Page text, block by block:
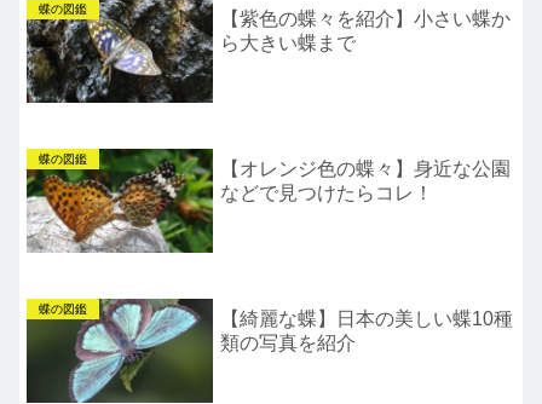
蝶の図鑑
【紫色の蝶々を紹介】小さい蝶か
ら大きい蝶まで
蝶の図鑑
【オレンジ色の蝶々】身近な公園
などで見つけたらコレ！
蝶の図鑑
【綺麗な蝶】日本の美しい蝶10種
類の写真を紹介